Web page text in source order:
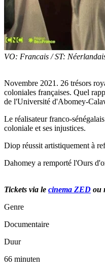
VO: Francais / ST:
Novembre 2021. 26 trésors
coloniales françaises. Quel
de l'Université d'Abomey-
Le réalisateur franco-
coloniale et ses injustices.
Diop réussit artistiquement à
Dahomey a remporté l'Ours
Tickets via le cinema ZED ou
Genre
Documentaire
Duur
66 minuten